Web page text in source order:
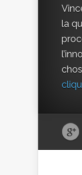
la